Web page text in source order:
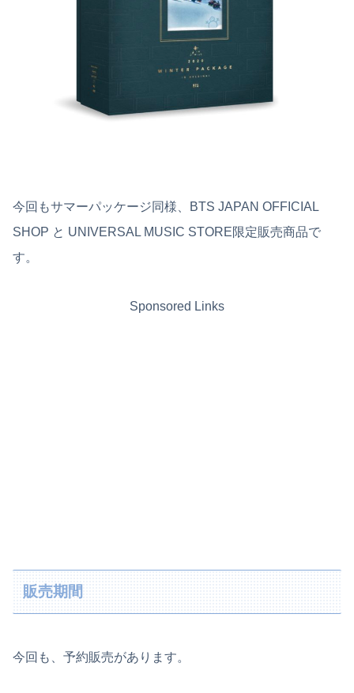
今回もサマーパッケージ同様、BTS JAPAN OFFICIAL
SHOP と UNIVERSAL MUSIC STORE限定販売商品で
す。
Sponsored Links
販売期間
今回も、予約販売があります。